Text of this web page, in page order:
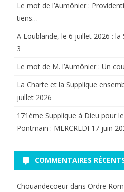
Le mot de l’Aumônier :
tiens…
A Loublande, le 6 juillet 2026 : la
3
Le mot de M. l’Aumônier : Un
La Charte et la Supplique
juillet 2026
171ème Supplique à Dieu pour
Pontmain : MERCREDI 17 juin
COMMENTAIRES
Chouandecoeur dans Ordre